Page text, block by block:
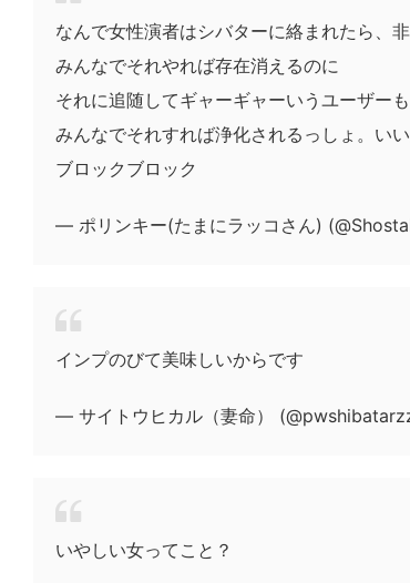
なんで女性演者はシバターに絡まれたら、
みんなでそれやれば存在消えるのに
それに追随してギャーギャーいうユーザー
みんなでそれすれば浄化されるっしょ。い
ブロックブロック
— ポリンキー(たまにラッコさん)
インプのびて美味しいからです
— サイトウヒカル（妻命）
いやしい女ってこと？